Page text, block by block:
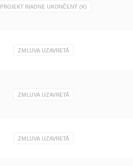
PROJEKT RIADNE UKONČENÝ (K)
ZMLUVA UZAVRETÁ
ZMLUVA UZAVRETÁ
ZMLUVA UZAVRETÁ